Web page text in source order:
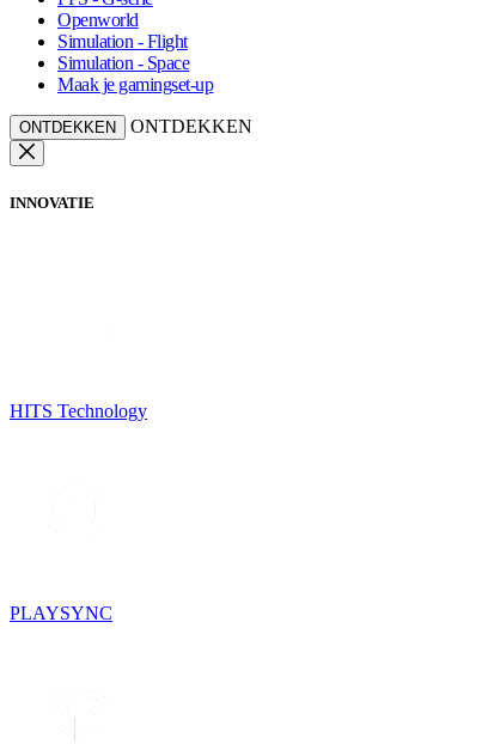
Openworld
Simulation - Flight
Simulation - Space
Maak je gamingset-up
ONTDEKKEN ONTDEKKEN
INNOVATIE
HITS Technology
PLAYSYNC